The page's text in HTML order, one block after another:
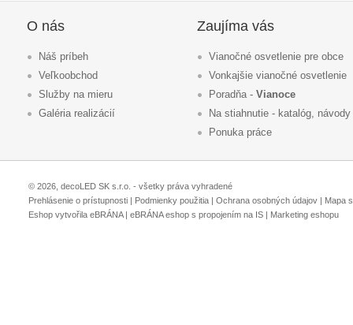
O nás
Náš príbeh
Veľkoobchod
Služby na mieru
Galéria realizácií
Zaujíma vás
Vianočné osvetlenie pre obce
Vonkajšie vianočné osvetlenie
Poradňa - Vianoce
Na stiahnutie - katalóg, návody
Ponuka práce
© 2026, decoLED SK s.r.o. - všetky práva vyhradené
Prehlásenie o prístupnosti | Podmienky použitia | Ochrana osobných údajov | Mapa
Eshop vytvořila eBRÁNA| eBRÁNA eshop s propojením na IS | Marketing eshopu